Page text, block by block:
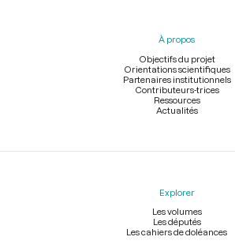
À propos
Objectifs du projet
Orientations scientifiques
Partenaires institutionnels
Contributeurs-trices
Ressources
Actualités
Explorer
Les volumes
Les députés
Les cahiers de doléances